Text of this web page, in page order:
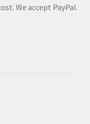
We accept PayPal.